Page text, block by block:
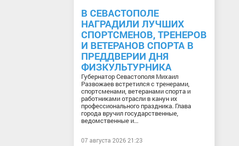
В СЕВАСТОПОЛЕ
НАГРАДИЛИ ЛУЧШИХ
СПОРТСМЕНОВ, ТРЕНЕРОВ
И ВЕТЕРАНОВ СПОРТА В
ПРЕДДВЕРИИ ДНЯ
ФИЗКУЛЬТУРНИКА
Губернатор Севастополя Михаил
Развожаев встретился с тренерами,
спортсменами, ветеранами спорта и
работниками отрасли в канун их
профессионального праздника. Глава
города вручил государственные,
ведомственные и...
07 августа 2026 21:23